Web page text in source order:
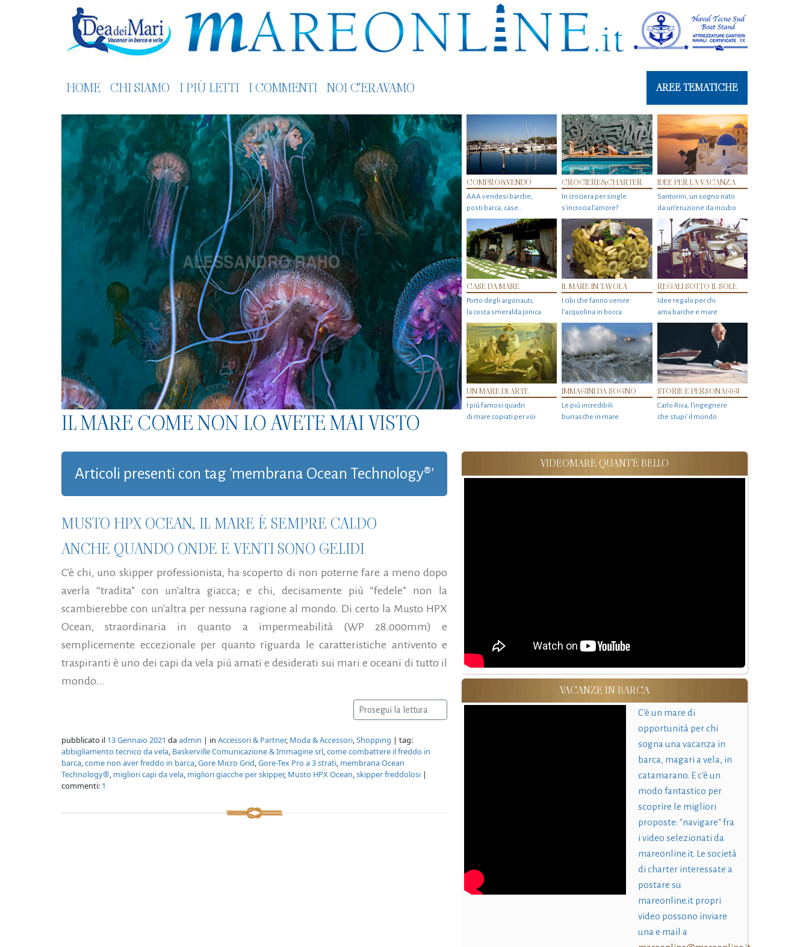
HOME CHI SIAMO I PIÙ LETTI I COMMENTI NOI C'ERAVAMO AREE TEMATICHE
IL MARE COME NON LO AVETE MAI VISTO
COMPRO&VENDO
AAA vendesi barche,
posti barca, case…
CROCIERE&CHARTER
In crociera per single
s'incrocia l’amore?
IDEE PER LA VACANZA
Santorini, un sogno nato
da un’eruzione da incubo
CASE DA MARE
Porto degli argonauti,
la costa smeralda jonica
IL MARE IN TAVOLA
I cibi che fanno venire
l’acquolina in bocca
REGALI SOTTO IL SOLE
Idee regalo per chi
ama barche e mare
UN MARE DI ARTE
I più famosi quadri
di mare copiati per voi
IMMAGINI DA SOGNO
Le più incredibili
burrasche in mare
STORIE E PERSONAGGI
Carlo Riva, l’ingegnere
che stupi' il mondo
Articoli presenti con tag 'membrana Ocean Technology®'
MUSTO HPX OCEAN, IL MARE È SEMPRE CALDO
ANCHE QUANDO ONDE E VENTI SONO GELIDI
C'è chi, uno skipper professionista, ha scoperto di non poterne fare a meno dopo
averla “tradita” con un'altra giacca; e chi, decisamente più “fedele” non la
scambierebbe con un'altra per nessuna ragione al mondo. Di certo la Musto HPX
Ocean, straordinaria in quanto a impermeabilità (WP 28.000mm) e
semplicemente eccezionale per quanto riguarda le caratteristiche antivento e
traspiranti è uno dei capi da vela più amati e desiderati sui mari e oceani di tutto il
mondo...
Prosegui la lettura
pubblicato il 13 Gennaio 2021 daadmin | in Accessori & Partner, Moda & Accessori,Shopping | tag:
abbigliamento tecnico da vela, Baskerville Comunicazione & Immagine srl,come combattere il freddo in
barca,come non aver freddo in barca,Gore Micro Grid,Gore-Tex Pro a 3 strati, membrana Ocean
Technology®, migliori capi da vela, migliori giacche per skipper, Musto HPX Ocean,skipper freddolosi |
commenti: 1
VIDEOMARE QUANT'È BELLO
VACANZE IN BARCA
C'è un mare di
opportunità per chi
sogna una vacanza in
barca, magari a vela, in
catamarano. E c'è un
modo fantastico per
scoprire le migliori
proposte: "navigare" fra
i video selezionati da
mareonline.it. Le società
di charter interessate a
postare su
mareonline.it propri
video possono inviare
una e mail a